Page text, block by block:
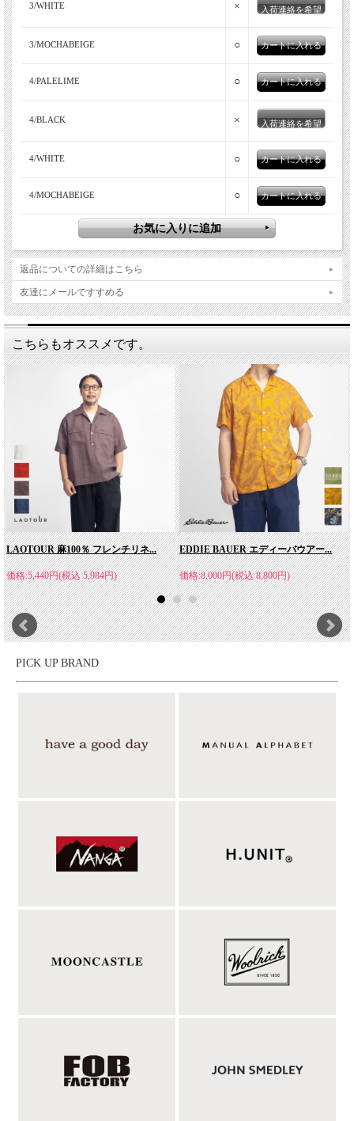
ルエットは、脇からややAラインに見えるシルエットが特徴。ゆ
過ぎない程よいゆとりのサイズ感です。
MANUAL ALPHABET(マニュアルアルファベッ
ト)
基本としたメーカー発国産ブランド。MANUAL ALPHABET（マ
ニュアルアルファベット）は"点字"を意味し、 実際に手に取って
商品の良さを確かめて欲しいという想いから名づけられていま
す。メーカーだからこそ、気付くヒントを基にクオリティ、コス
トを大事にし、 高いから良い、安いから悪いでなく、時代の流
れにあった、最適なバランスを探求しています。ディテールとシ
ルエットのデザイン性を兼ね備えることで生まれる「佇まい」を
大事に、「大人が楽しくなるシャツ」を創り続けていきます。
やや小振りなレギュラーカラー、縫い目が表に出
ないミニマルな縫製。
コバステッチで押さえの効いたしっかりとした襟付けにされてい
ます。そして第一ボタンと第二ボタンの間隔が絶妙。第一ボタン
を開ければ浅めの開き、ボタン二つ開けてもインナーが見えすぎ
のシャツとして使って頂きやすいと思います。
3/WHITE × 入荷連絡を希望
3/MOCHABEIGE ○
4/PALELIME ○
4/BLACK × 入荷連絡を希望
4/WHITE ○
4/MOCHABEIGE ○
返品についての詳細はこちら
友達にメールですすめる
こちらもオススメです。
LAOTOUR 麻100％ フレンチリネ...
価格:5,440円(税込 5,984円)
EDDIE BAUER エディーバウアー...
価格:8,000円(税込 8,800円)
PICK UP BRAND